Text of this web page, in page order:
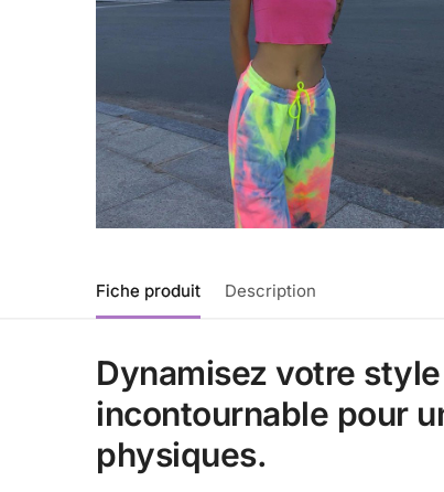
Fiche produit Description
Dynamisez votre
incontournable pour
physiques.